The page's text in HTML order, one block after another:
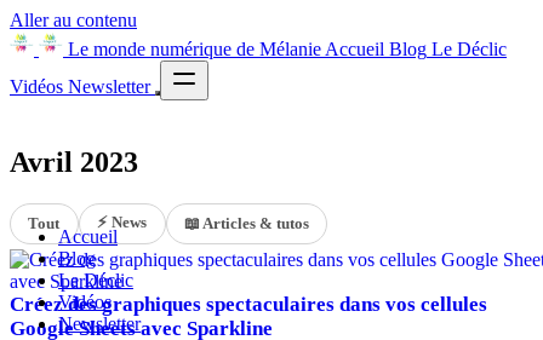
Aller au contenu
Le monde numérique de Mélanie Accueil Blog Le Déclic
Vidéos Newsletter
Accueil
Blog
Le Déclic
Vidéos
Newsletter
Avril 2023
Tout ⚡ News 📖 Articles & tutos
Créez des graphiques spectaculaires dans vos cellules
Google Sheets avec Sparkline